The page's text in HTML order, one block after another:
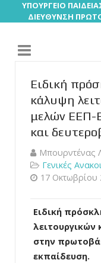
ΥΠΟΥΡΓΕΙΟ
ΔΙΕΥΘΥΝΣΗ
Ειδική
κάλυψη
μελών ΕΕΠ-
και
Μπουρντένας
Γενικές
17 Οκτωβρίου
Ειδική
στην
εκπαίδευση.